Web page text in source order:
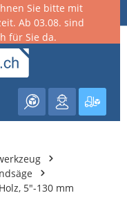
Sie bitte mit
Ab 03.08. sind
für Sie da.
5"-130 mm